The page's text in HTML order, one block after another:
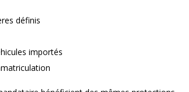
définis
importés